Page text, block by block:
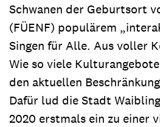
Schwanen der Geburtsort
(FÜENF) populärem
Singen für Alle. Aus voller
Wie so viele
den aktuellen
Dafür lud die Stadt
2020 erstmals ein zu einer